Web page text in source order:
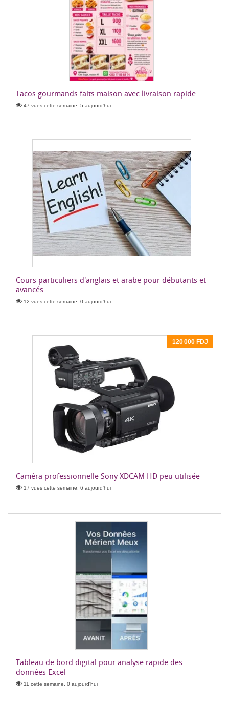
Tacos gourmands faits maison avec livraison rapide
47 vues cette semaine, 5 aujourd'hui
Cours particuliers d'anglais et arabe pour débutants et
avancés
12 vues cette semaine, 0 aujourd'hui
120 000 FDJ
Caméra professionnelle Sony XDCAM HD peu utilisée
17 vues cette semaine, 6 aujourd'hui
Tableau de bord digital pour analyse rapide des
données Excel
11 cette semaine, 0 aujourd'hui